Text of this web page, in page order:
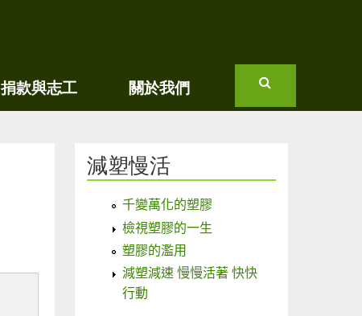
捐款與志工 關於我們
尋
減塑慢活
千變萬化的塑膠
檢視塑膠的一生
塑膠的濫用
減塑減速 慢慢活著 快快
行動